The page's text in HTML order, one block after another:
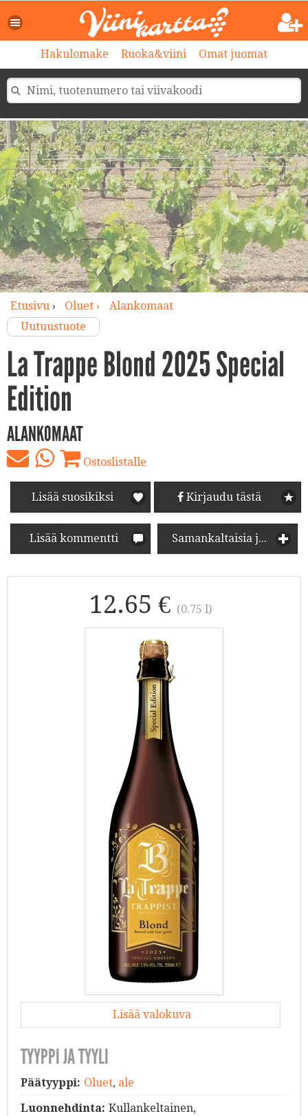
Hakulomake Ruoka&viini Omat juomat
Etusivu› Oluet ›
Alankomaat
Uutuustuote
La Trappe Blond 2025 Special
Edition
ALANKOMAAT
Ostoslistalle
Lisää suosikiksi Kirjaudu tästä
Lisää kommentti Samankaltaisia juomia
12.65 € (0.75 l)
Lisää valokuva
TYYPPI JA TYYLI
Päätyyppi: Oluet, ale
Luonnehdinta: Kullankeltainen,